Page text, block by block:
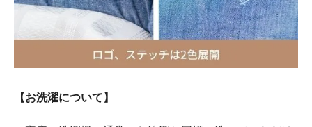
【お洗濯について】